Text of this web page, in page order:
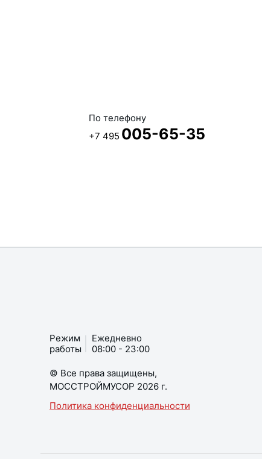
По телефону
+7 495 005-65-35
Режим
работы
Ежедневно
08:00 - 23:00
© Все права защищены,
МОССТРОЙМУСОР 2026 г.
Политика конфиденциальности